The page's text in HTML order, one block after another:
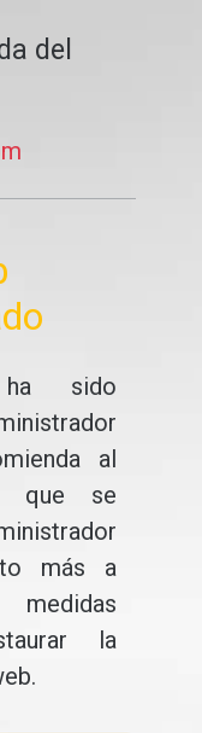
del
sido
al
que se
más a
la